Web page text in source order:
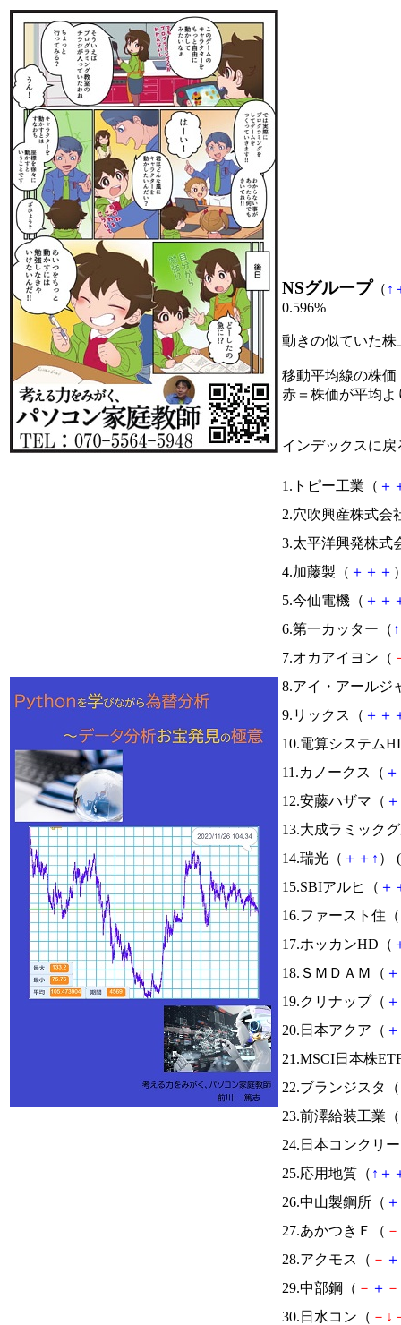
NSグループ （ ↑
0.596%
動きの似ていた
移動平均線の株価
赤＝株価が平均
インデックスに戻
1.トピー工業（ ＋
2.穴吹興産株式会
3.太平洋興発株式
4.加藤製（ ＋ ＋ ＋
5.今仙電機（ ＋ ＋
6.第一カッター（ ↑
7.オカアイヨン（
8.アイ・アールジ
9.リックス（ ＋ ＋
10.電算システム
11.カノークス（ ＋
12.安藤ハザマ（ ＋
13.大成ラミック
14.瑞光（ ＋ ＋ ↑ ） (
15.SBIアルヒ（ ＋
16.ファースト住（
17.ホッカンHD（
18.ＳＭＤＡＭ（ ＋
19.クリナップ（ ＋
20.日本アクア（ ＋
21.MSCI日本株
22.ブランジスタ（
23.前澤給装工業（
24.日本コンクリ
25.応用地質（ ↑ ＋
26.中山製鋼所（ ＋
27.あかつきＦ（ －
28.アクモス（ － ＋
29.中部鋼（ － ＋ －
30.日水コン（ － ↓